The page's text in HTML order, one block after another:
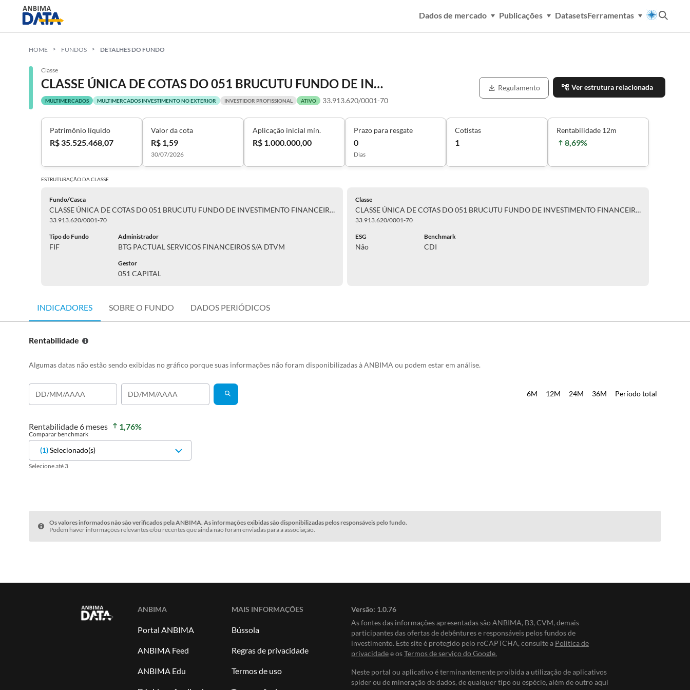
Dados de mercado Publicações DatasetsFerramentas
HOME FUNDOS DETALHES DO FUNDO
Classe
CLASSE ÚNICA DE COTAS DO 051 BRUCUTU FUNDO DE INVESTIMENTO FINANCEIRO MULTIMERCADO - CRÉDITO PRIVADO
MULTIMERCADOS MULTIMERCADOS INVESTIMENTO NO EXTERIOR INVESTIDOR PROFISSIONAL ATIVO 33.913.620/0001-70
Regulamento Ver estrutura relacionada
Patrimônio líquido
R$ 35.525.468,07
Valor da cota
R$ 1,59
30/07/2026
Aplicação inicial mín.
R$ 1.000.000,00
Prazo para resgate
0
Dias
Cotistas
1
Rentabilidade 12m
8,69%
ESTRUTURAÇÃO DACLASSE
Fundo/Casca
CLASSE ÚNICA DE COTAS DO 051 BRUCUTU FUNDO DE INVESTIMENTO FINANCEIRO MULTIMERCADO - CRÉDITO PRIVADO
33.913.620/0001-70
Tipo do Fundo
FIF
Administrador
BTG PACTUAL SERVICOS FINANCEIROS S/A DTVM
Gestor
051 CAPITAL
Classe
CLASSE ÚNICA DE COTAS DO 051 BRUCUTU FUNDO DE INVESTIMENTO FINANCEIRO MULTIMERCADO - CRÉDITO PRIVADO
33.913.620/0001-70
ESG
Não
Benchmark
CDI
INDICADORES SOBRE O FUNDO DADOS PERIÓDICOS
Rentabilidade
Algumas datas não estão sendo exibidas no gráfico porque suas informações não foram disponibilizadas à ANBIMA ou podem estar em análise.
6M 12M 24M 36M Período total
Rentabilidade 6 meses 1,76%
Comparar benchmark
(1)Selecionado(s)
Selecione até 3
Os valores informados não são verificados pela ANBIMA. As informações exibidas são disponibilizadas pelos responsáveis pelo fundo.
Podem haver informações relevantes e/ou recentes que ainda não foram enviadas para a associação.
ANBIMA
Portal ANBIMA
ANBIMA Feed
ANBIMA Edu
MAIS INFORMAÇÕES
Bússola
Regras de privacidade
Termos de uso
Versão: 1.0.76
As fontes das informações apresentadas são ANBIMA, B3, CVM, demais
participantes das ofertas de debêntures e responsáveis pelos fundos de
investimento. Este site é protegido pelo reCAPTCHA, consulte a Política de
privacidadee osTermos de serviço do Google.
Neste portal ou aplicativo é terminantemente proibida a utilização de aplicativos
spider ou de mineração de dados, de qualquer tipo ou espécie, além de outro aqui